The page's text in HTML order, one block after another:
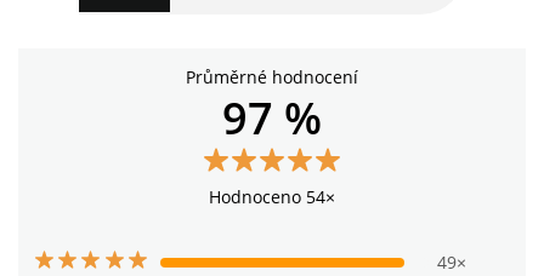
Průměrné hodnocení
97 %
Hodnoceno 54×
49×